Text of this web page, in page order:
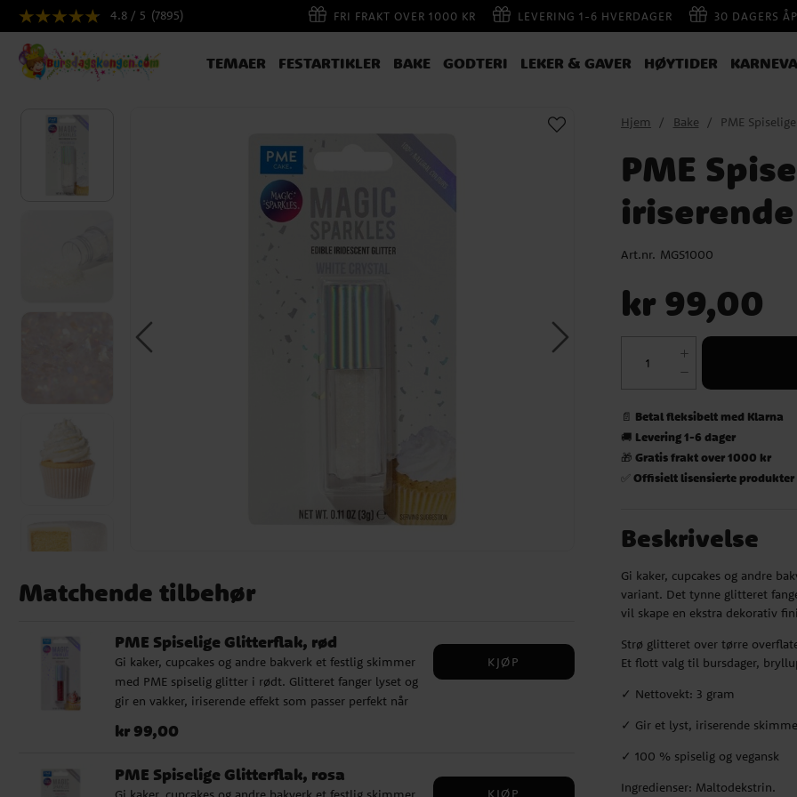
4.8 / 5 (7895) FRI FRAKT OVER 1000 KR LEVERING 1-6 HVERDAGER 30 DAGERS
TEMAER FESTARTIKLER BAKE GODTERI LEKER & GAVER HØYTIDER
Matchende tilbehør
PME Spiselige Glitterflak, rød
Gi kaker, cupcakes og andre bakverk et festlig skimmer
med PME spiselig glitter i rødt. Glitteret fanger lyset og
gir en vakker, iriserende effekt som passer perfekt når
over tørre overflater som sukkerpasta, glasur, kaker
bursdager, julebakst, Valentinsdagen og andre festlige
Pris:kr 99,00
kr 99,00
KJØP
PME Spiselige Glitterflak, rosa
KJØP
Hjem Bake PME
PME
iriserende
Art.nr. MGS1000
kr 99,00
📄 Betal fleksibelt med Klarna
🚚 Levering 1-6 dager
🎁Gratis frakt over 1000 kr
✅Offisielt lisensierte produkter
Beskrivelse
Gi kaker, cupcakes og andre
variant. Det tynne glitteret
vil skape en ekstra dekorativ
Strø glitteret over tørre
Et flott valg til bursdager,
✓ Nettovekt: 3 gram
✓ Gir et lyst, iriserende
✓ 100 % spiselig og vegansk
Ingredienser: Maltodekstrin.